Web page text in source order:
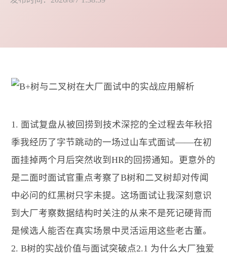
1. 面试复盘从被回捞到技术深挖的全过程去年秋招
季我经历了字节跳动的一场过山车式面试——在初
面挂掉两个月后突然收到HR的回捞通知。更意外的
是二面时面试官重点考察了B树和二叉树却对传闻
中必问的红黑树只字未提。这场面试让我深刻意识
到大厂考察数据结构时关注的从来不是死记硬背而
是候选人能否在真实场景中灵活运用这些老古董。
2. B树的实战价值与面试突破点2.1 为什么大厂独爱